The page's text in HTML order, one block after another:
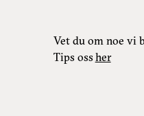
Vet du om noe vi
Tips ossher